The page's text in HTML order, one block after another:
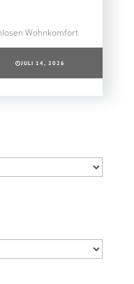
Wohnkomfort
JULI 14, 2026